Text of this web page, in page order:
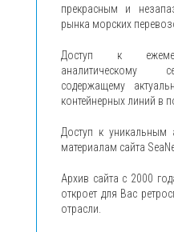
прекрасным и
рынка морских
Доступ к
аналитическому
содержащему
контейнерных линий в
Доступ к уникальным
материалам сайта
Архив сайта с 2000
откроет для Вас
отрасли.